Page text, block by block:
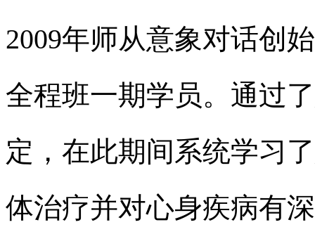
2009年师从意象对话创
全程班一期学员。通过
定，在此期间系统学习
体治疗并对心身疾病有